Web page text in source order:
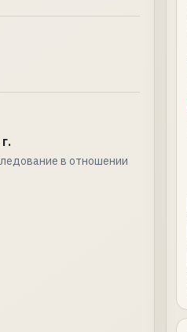
в отношении